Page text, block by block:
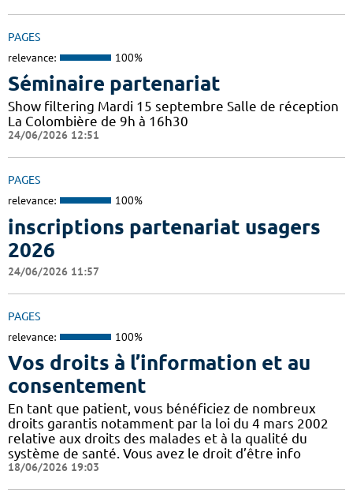
PAGES
relevance: 100%
Séminaire partenariat
Show filtering Mardi 15 septembre Salle de réception
La Colombière de 9h à 16h30
24/06/2026 12:51
PAGES
relevance: 100%
inscriptions partenariat usagers
2026
24/06/2026 11:57
PAGES
relevance: 100%
Vos droits à l’information et au
consentement
En tant que patient, vous bénéficiez de nombreux
droits garantis notamment par la loi du 4 mars 2002
relative aux droits des malades et à la qualité du
système de santé. Vous avez le droit d’être info
18/06/2026 19:03